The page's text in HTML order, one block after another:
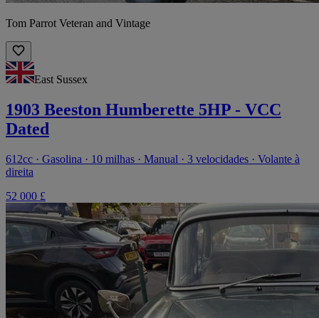
Tom Parrot Veteran and Vintage
East Sussex
1903 Beeston Humberette 5HP - VCC
Dated
612cc · Gasolina · 10 milhas · Manual · 3 velocidades · Volante à
direita
52 000 £